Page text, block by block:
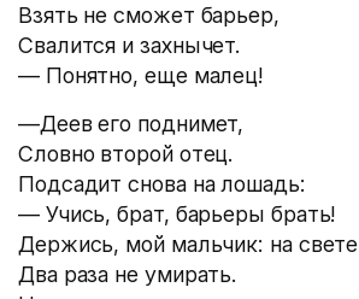
Взять не сможет барьер,
Свалится и захнычет.
— Понятно, еще малец!
—Деев его поднимет,
Словно второй отец.
Подсадит снова на лошадь:
— Учись, брат, барьеры брать!
Держись, мой мальчик: на свете
Два раза не умирать.